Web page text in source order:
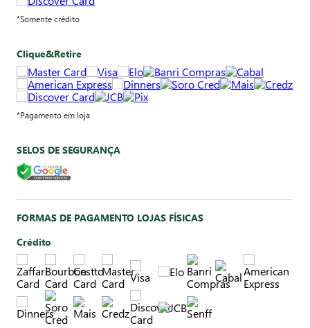
*Somente crédito
Clique&Retire
*Pagamento em loja
SELOS DE SEGURANÇA
FORMAS DE PAGAMENTO LOJAS FÍSICAS
Crédito